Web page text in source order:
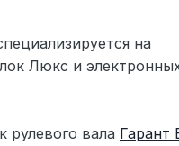
на
Люкс и
рулевого вала Гарант